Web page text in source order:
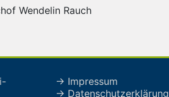
Wendelin Rauch
→ Impressum
→ Datenschutzerklärung